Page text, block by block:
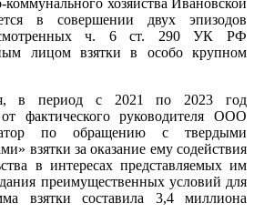
в совершении двух эпизодов
ч. 6 ст. 290 УК РФ
лицом взятки в особо крупном
в период с 2021 по 2023 год
фактического руководителя ООО
по обращению с твердыми
взятки за оказание ему содействия
в интересах представляемых им
преимущественных условий для
взятки составила 3,4 миллиона